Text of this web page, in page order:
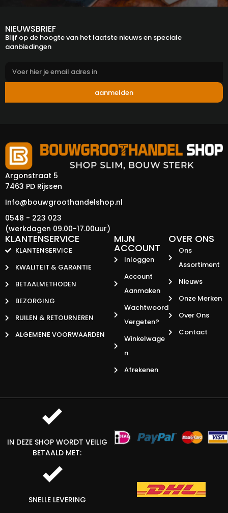
NIEUWSBRIEF
Blijf op de hoogte van het laatste nieuws en speciale
aanbiedingen
aanmelden
Argonstraat 5
7463 PD Rijssen
Info@bouwgroothandelshop.nl
0548 - 223 023
(werkdagen 09.00-17.00uur)
KLANTENSERVICE
KLANTENSERVICE
KWALITEIT & GARANTIE
BETAALMETHODEN
BEZORGING
RUILEN & RETOURNEREN
ALGEMENE VOORWAARDEN
MIJN
ACCOUNT
Inloggen
Account
Aanmaken
Wachtwoord
Vergeten?
Winkelwage
N
Afrekenen
OVER ONS
Ons
Assortiment
Nieuws
Onze Merken
Over Ons
Contact
IN DEZE SHOP WORDT VEILIG
BETAALD MET:
SNELLE LEVERING